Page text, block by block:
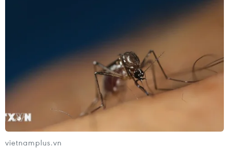
Cà Mau: Tự đốt nhà do mâu thuẫn gia
đình, 3 người thương vong
Trên địa bàn tỉnh Cà Mau vừa xảy ra vụ hủy hoại tài
sản và giết người đặc biệt nghiêm trọng, nghi phạm đã
phóng hỏa khiến 2 người tử vong, 1 trẻ nhỏ nguy kịch.
vietnamplus.vn